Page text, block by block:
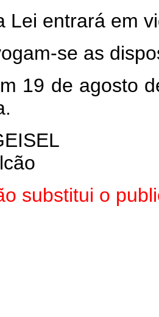
Lei entrará em
se as
19 de agosto
substitui o